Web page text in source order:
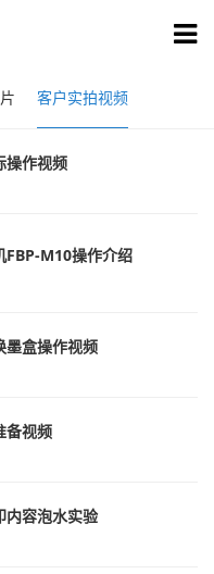
客户实拍视频
操作视频
FBP-M10操作介绍
墨盒操作视频
备视频
内容泡水实验